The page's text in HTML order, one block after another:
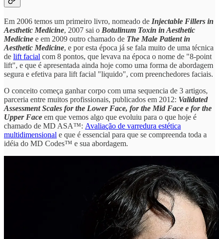
Em 2006 temos um primeiro livro, nomeado de Injectable Fillers in
Aesthetic Medicine, 2007 sai o Botulinum Toxin in Aesthetic
Medicine e em 2009 outro chamado de The Male Patient in
Aesthetic Medicine, e por esta época já se fala muito de uma técnica
de lift facial com 8 pontos, que levava na época o nome de "8-point
lift", e que é apresentada ainda hoje como uma forma de abordagem
segura e efetiva para lift facial "liquido", com preenchedores faciais.
O conceito começa ganhar corpo com uma sequencia de 3 artigos,
parceria entre muitos profissionais, publicados em 2012: Validated
Assessment Scales for the Lower Face, for the Mid Face e for the
Upper Face em que vemos algo que evoluiu para o que hoje é
chamado de MD ASA™: Avaliação de varredura estética
multidimensional e que é essencial para que se compreenda toda a
idéia do MD Codes™ e sua abordagem.